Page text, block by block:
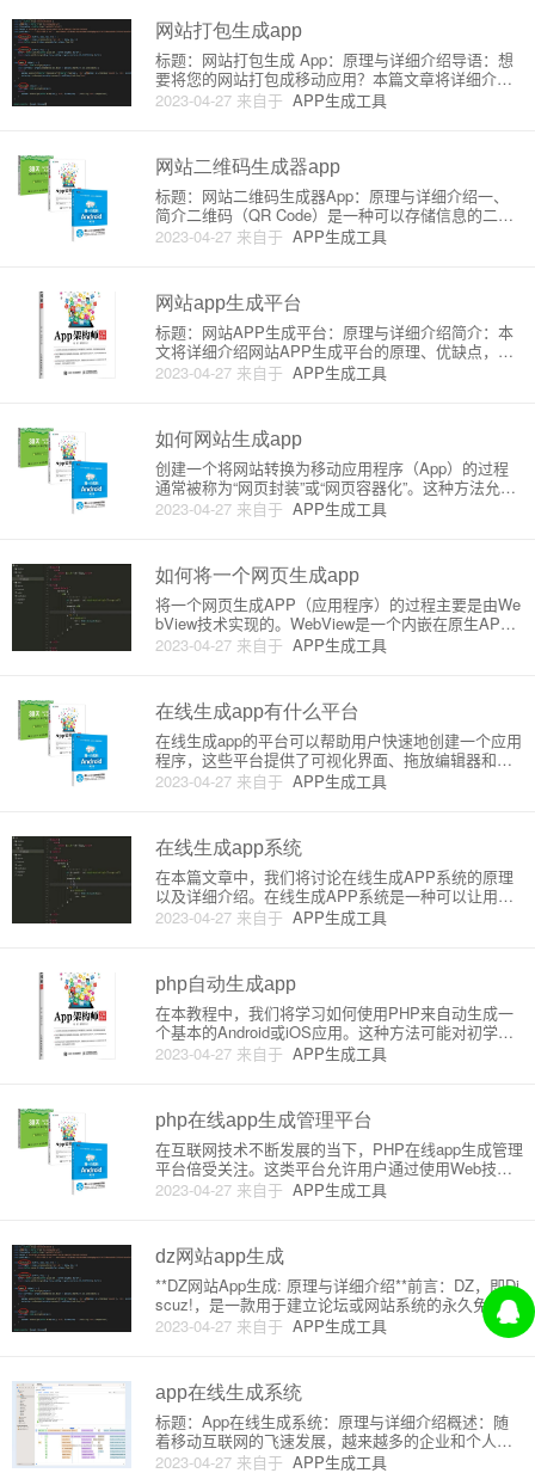
网站打包生成app
2023-04-27 来自于 APP生成工具
标题：网站打包生成 App：原理与详细介绍导语：想
要将您的网站打包成移动应用？本篇文章将详细介绍
网站打包生成 App 的原理和方法，让您的网站触手可
及！一、网站打包生成 App 的原理网站打包成 App
网站二维码生成器app
2023-04-27 来自于 APP生成工具
标题：网站二维码生成器App：原理与详细介绍一、
简介二维码（QR Code）是一种可以存储信息的二维
图形码，广泛应用于网站、商品、广告等多个领域。
网站二维码生成器App可以帮助用户方便快捷地将网
问对应网站。伴
网站app生成平台
2023-04-27 来自于 APP生成工具
标题：网站APP生成平台：原理与详细介绍简介：本
文将详细介绍网站APP生成平台的原理、优缺点，以
及如何选择一个适合的平台来将您的网站转化为移动
应用。目录：1. 网站app生成平台概述2. 原理及核心
如何网站生成app
2023-04-27 来自于 APP生成工具
创建一个将网站转换为移动应用程序（App）的过程
通常被称为“网页封装”或“网页容器化”。这种方法允许
开发人员使用现有的网站及其已有的功能和设计来快
速构建一个移动App。以下是将网站生成App的原理及
网站嵌
如何将一个网页生成app
2023-04-27 来自于 APP生成工具
将一个网页生成APP（应用程序）的过程主要是由We
bView技术实现的。WebView是一个内嵌在原生APP
中的浏览器视窗，支持浏览网页、执行JS脚本等功
能，使得开发者可以直接将网页内容嵌入APP中，方
将网页
在线生成app有什么平台
2023-04-27 来自于 APP生成工具
在线生成app的平台可以帮助用户快速地创建一个应用
程序，这些平台提供了可视化界面、拖放编辑器和便
捷的设计器工具，无需进行复杂的编码工作。以下是
一些知名的在线生成app的平台，以及他们的原理或详
台，用
在线生成app系统
2023-04-27 来自于 APP生成工具
在本篇文章中，我们将讨论在线生成APP系统的原理
以及详细介绍。在线生成APP系统是一种可以让用户
在不进行复杂程序设计的情况下创建移动应用程序的
解决方案。这种服务主要侧重于简易的操作和低入门
在线生成APP系统
php自动生成app
2023-04-27 来自于 APP生成工具
在本教程中，我们将学习如何使用PHP来自动生成一
个基本的Android或iOS应用。这种方法可能对初学者
或那些希望建立自己的应用原型的开发者非常有用。
自动生成的应用可以基于Web技术，如HTML、CSS
php在线app生成管理平台
2023-04-27 来自于 APP生成工具
在互联网技术不断发展的当下，PHP在线app生成管理
平台倍受关注。这类平台允许用户通过使用Web技术
轻松构建app应用，同时让开发者更高效地进行app设
计与管理。接下来，本文将详细地介绍在线app生成管
是PHP
dz网站app生成
2023-04-27 来自于 APP生成工具
**DZ网站App生成: 原理与详细介绍**前言：DZ，即Di
scuz!，是一款用于建立论坛或网站系统的永久免费开
源程序。此篇文章将详细介绍如何将DZ网站生成为Ap
p，并解释其背后的工作原理。一、DZ网站App生成简
app在线生成系统
2023-04-27 来自于 APP生成工具
标题：App在线生成系统：原理与详细介绍概述：随
着移动互联网的飞速发展，越来越多的企业和个人希
望拥有属于自己的手机应用 (app)，以便为用户提供更